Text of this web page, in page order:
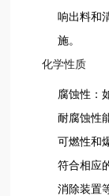
响出料和
施。
化学性质
腐蚀性：
耐腐蚀性
可燃性和
符合相应
消除装置